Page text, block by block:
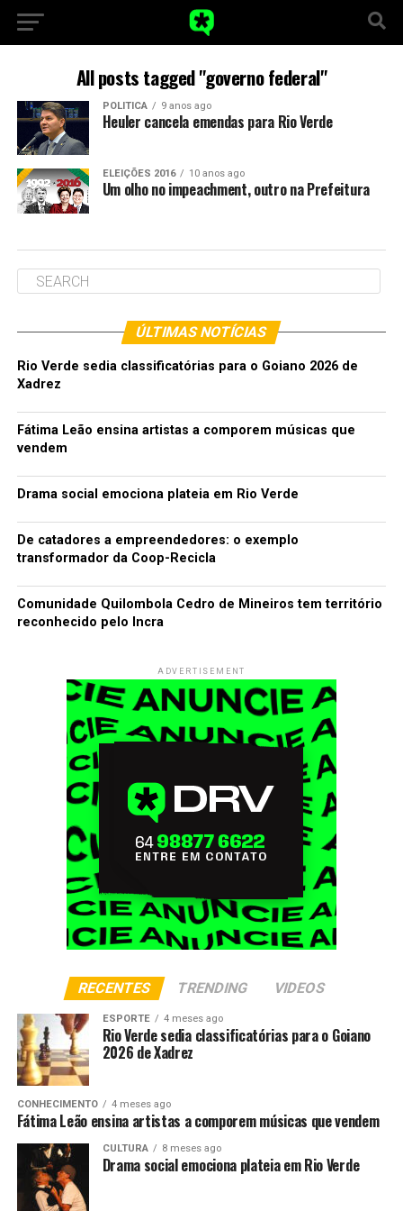
All posts tagged "governo federal"
POLITICA 9 anos ago
Heuler cancela emendas para Rio Verde
ELEIÇÕES 2016 10 anos ago
Um olho no impeachment, outro na Prefeitura
ÚLTIMAS NOTÍCIAS
Rio Verde sedia classificatórias para o Goiano 2026 de
Xadrez
Fátima Leão ensina artistas a comporem músicas que
vendem
Drama social emociona plateia em Rio Verde
De catadores a empreendedores: o exemplo
transformador da Coop-Recicla
Comunidade Quilombola Cedro de Mineiros tem território
reconhecido pelo Incra
ADVERTISEMENT
RECENTES TRENDING VIDEOS
ESPORTE 4 meses ago
Rio Verde sedia classificatórias para o Goiano
2026 de Xadrez
CONHECIMENTO 4 meses ago
Fátima Leão ensina artistas a comporem músicas que vendem
CULTURA 8 meses ago
Drama social emociona plateia em Rio Verde